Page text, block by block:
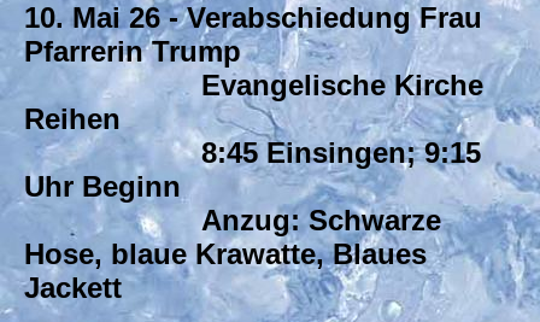
10. Mai 26 - Verabschiedung Frau
Pfarrerin Trump
Evangelische Kirche
Reihen
8:45 Einsingen; 9:15
Uhr Beginn
Anzug: Schwarze
Hose, blaue Krawatte, Blaues
Jackett